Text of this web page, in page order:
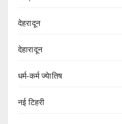
देहरादून
देहारादून
धर्म-कर्म ज्येातिष
नई टिहरी